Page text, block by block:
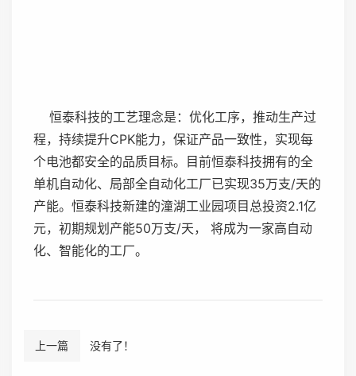
恒泰科技的工艺理念是：优化工序，推动生产过
程，持续提升CPK能力，保证产品一致性，实现每
个电池都安全的品质目标。目前恒泰科技拥有的全
单机自动化、局部全自动化工厂已实现35万支/天的
产能。恒泰科技新建的潼湖工业园项目总投资2.1亿
元，初期规划产能50万支/天， 将成为一家高自动
化、智能化的工厂。
上一篇 没有了！